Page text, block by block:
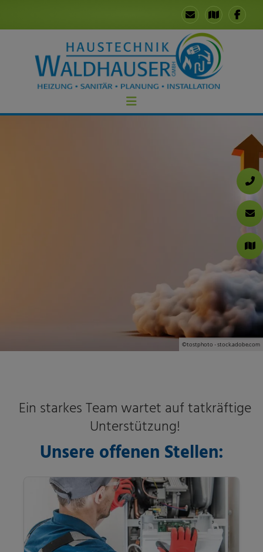
©tostphoto - stock.adobe.com
Ein starkes Team wartet auf tatkräftige
Unterstützung!
Unsere offenen Stellen: